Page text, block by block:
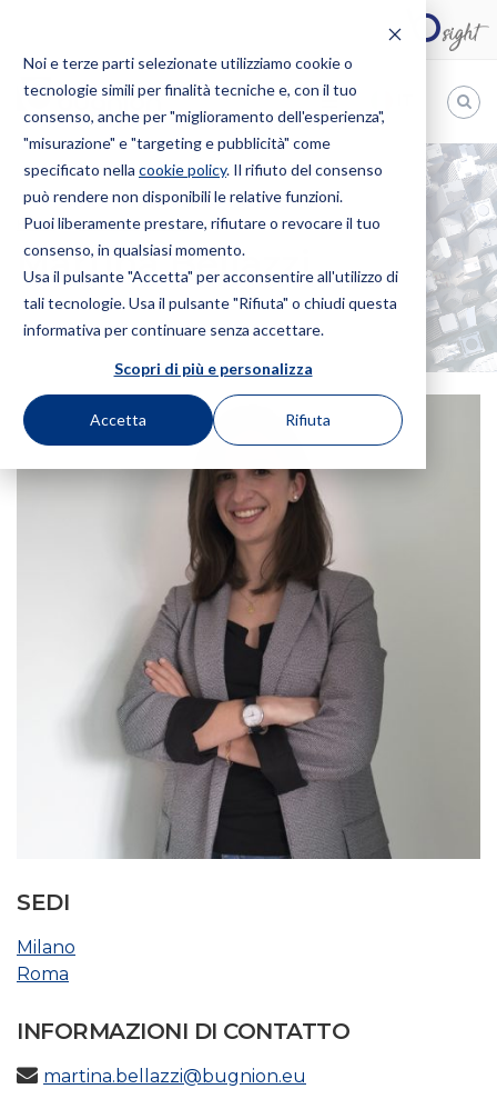
Noi e terze parti selezionate utilizziamo cookie o
tecnologie simili per finalità tecniche e, con il tuo
consenso, anche per "miglioramento dell'esperienza",
"misurazione" e "targeting e pubblicità" come
specificato nella cookie policy. Il rifiuto del consenso
può rendere non disponibili le relative funzioni.
Puoi liberamente prestare, rifiutare o revocare il tuo
consenso, in qualsiasi momento.
Usa il pulsante "Accetta" per acconsentire all'utilizzo di
tali tecnologie. Usa il pulsante "Rifiuta" o chiudi questa
informativa per continuare senza accettare.
Scopri di più e personalizza
Accetta Rifiuta
Bugnion
The
way
HOME PROFESSIONISTI MARTINA BELLAZZI
Martina Bellazzi
SEDI
Milano
Roma
INFORMAZIONI DI CONTATTO
martina.bellazzi@bugnion.eu